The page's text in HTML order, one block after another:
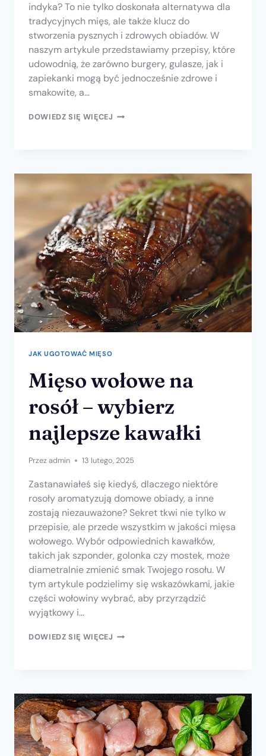
indyka? To nie tylko doskonała alternatywa dla
tradycyjnych mięs, ale także klucz do
stworzenia pysznych i zdrowych obiadów. W
naszym artykule przedstawiamy przepisy, które
udowodnią, że zarówno burgery, gulasze, jak i
zapiekanki mogą być jednocześnie zdrowe i
smakowite, a…
DOWIEDZ SIĘ WIĘCEJ
JAK UGOTOWAĆ MIĘSO
Mięso wołowe na
rosół – wybierz
najlepsze kawałki
Przezadmin 13 lutego, 2025
Zastanawiałeś się kiedyś, dlaczego niektóre
rosoły aromatyzują domowe obiady, a inne
zostają niezauważone? Sekret tkwi nie tylko w
przepisie, ale przede wszystkim w jakości mięsa
wołowego. Wybór odpowiednich kawałków,
takich jak szponder, golonka czy mostek, może
diametralnie zmienić smak Twojego rosołu. W
tym artykule podzielimy się wskazówkami, jakie
części wołowiny wybrać, aby przyrządzić
wyjątkowy i…
DOWIEDZ SIĘ WIĘCEJ